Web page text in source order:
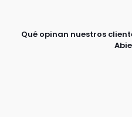
Qué opinan nuestros